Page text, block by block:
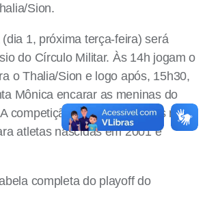
Sion.
1, próxima terça-feira) será
do Círculo Militar. Às 14h jogam o
o Thalia/Sion e logo após, 15h30,
Mônica encarar as meninas do
competição acontece apenas no
atletas nascidas em 2001 e
completa do playoff do